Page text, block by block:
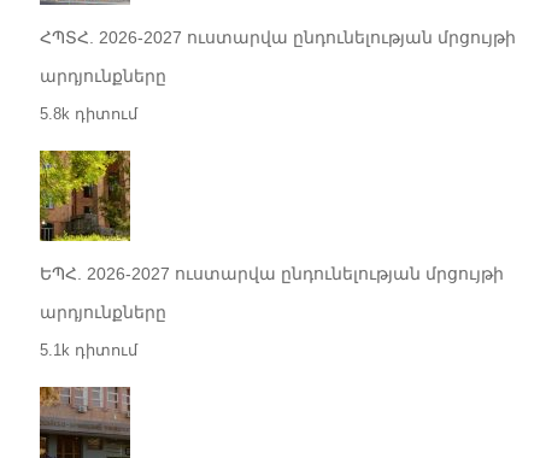
ՀՊՏՀ. 2026-2027 ուստարվա ընդունելության մրցույթի
արդյունքները
5.8k դիտում
ԵՊՀ. 2026-2027 ուստարվա ընդունելության մրցույթի
արդյունքները
5.1k դիտում